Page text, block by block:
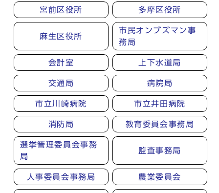
宮前区役所 多摩区役所
麻生区役所
市民オンブズマン事
務局
会計室 上下水道局
交通局 病院局
市立川崎病院 市立井田病院
消防局 教育委員会事務局
選挙管理委員会事務
局
監査事務局
人事委員会事務局 農業委員会